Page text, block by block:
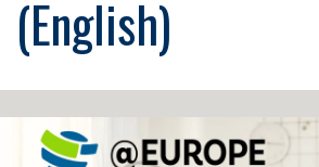
(English)